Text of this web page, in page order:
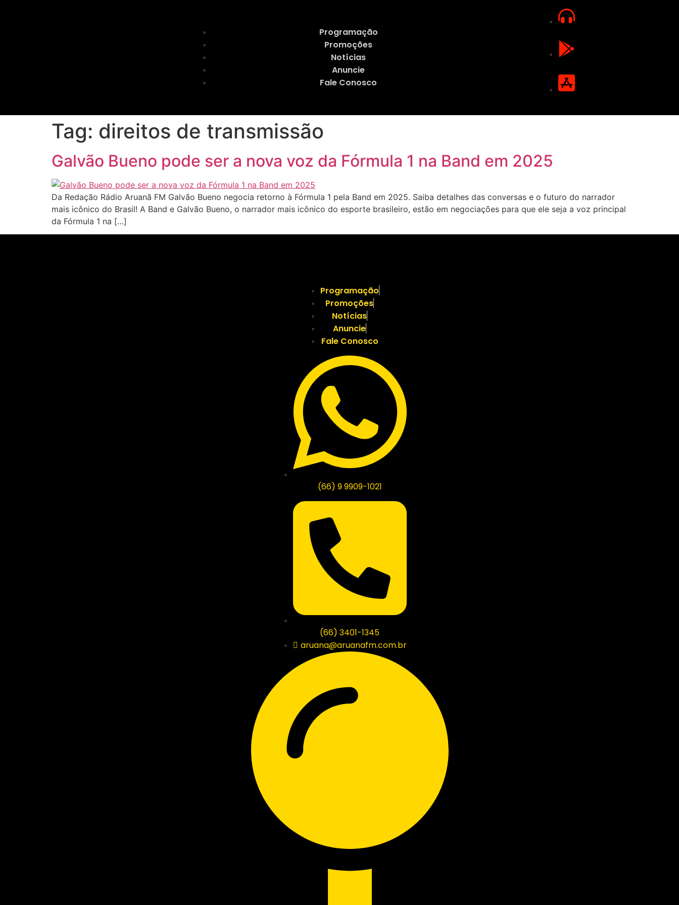
Programação
Promoções
Notícias
Anuncie
Fale Conosco
Tag: direitos de transmissão
Galvão Bueno pode ser a nova voz da Fórmula 1 na Band em 2025
Da Redação Rádio Aruanã FM Galvão Bueno negocia retorno à Fórmula 1 pela Band em 2025. Saiba detalhes das conversas e o futuro do narrador
mais icônico do Brasil! A Band e Galvão Bueno, o narrador mais icônico do esporte brasileiro, estão em negociações para que ele seja a voz principal
da Fórmula 1 na […]
Programação
Promoções
Notícias
Anuncie
Fale Conosco
(66) 9 9909-1021
(66) 3401-1345
aruana@aruanafm.com.br